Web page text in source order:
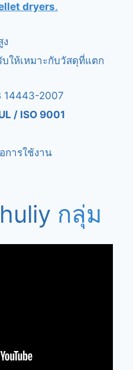
dryers.
ให้เหมาะกับวัสดุที่แตก
14443-2007
/ ISO 9001
การใช้งาน
กลุ่ม